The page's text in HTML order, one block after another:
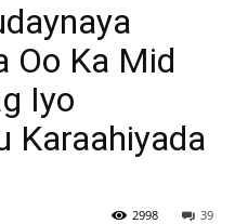
Oo Ka Mid
Iyo
Karaahiyada
39
2998